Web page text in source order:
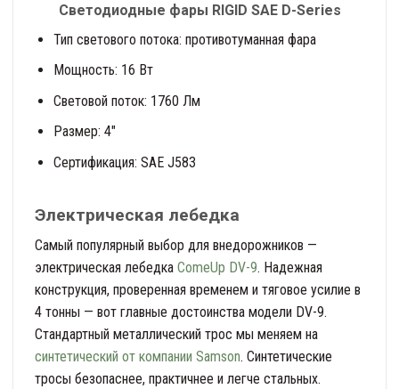
Светодиодные фары RIGID SAE D-Series
Тип светового потока: противотуманная фара
Мощность: 16 Вт
Световой поток: 1760 Лм
Размер: 4″
Сертификация: SAE J583
Электрическая лебедка
Самый популярный выбор для внедорожников —
электрическая лебедка ComeUp DV-9. Надежная
конструкция, проверенная временем и тяговое усилие в
4 тонны — вот главные достоинства модели DV-9.
Стандартный металлический трос мы меняем на
синтетический от компании Samson. Синтетические
тросы безопаснее, практичнее и легче стальных.